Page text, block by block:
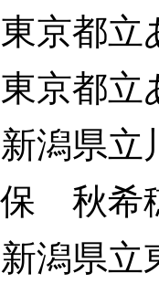
東京都
東京都
新潟県
保 秋希
新潟県